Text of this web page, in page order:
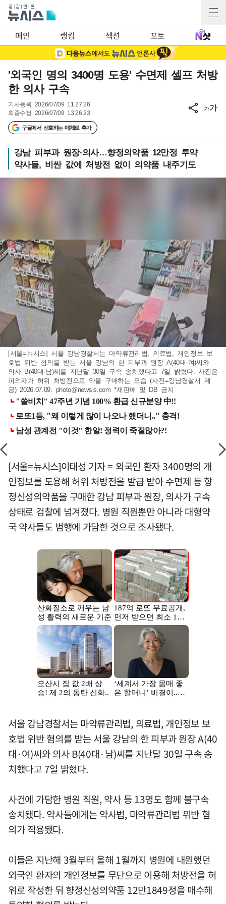
메인 랭킹 섹션 포토
'외국인 명의 3400명 도용' 수면제 셀프 처방
한 의사 구속
기사등록 2026/07/09 11:27:26
최종수정 2026/07/09 13:26:23
구글에서 선호하는 매체로 추가
가가
강남 피부과 원장·의사…향정의약품 12만정 투약
약사들, 비싼 값에 처방전 없이 의약품 내주기도
[서울=뉴시스] 서울 강남경찰서는 마약류관리법, 의료법, 개인정보 보
호법 위반 혐의를 받는 서울 강남의 한 피부과 원장 A(40대·여)씨와
의사 B(40대·남)씨를 지난달 30일 구속 송치했다고 7일 밝혔다. 사진은
피의자가 허위 처방전으로 약을 구매하는 모습 (사진=강남경찰서 제
공) 2026.07.09. photo@newsis.com *재판매 및 DB 금지
[서울=뉴시스]이태성 기자 = 외국인 환자 3400명의 개
인정보를 도용해 허위 처방전을 발급 받아 수면제 등 향
정신성의약품을 구매한 강남 피부과 원장, 의사가 구속
상태로 검찰에 넘겨졌다. 병원 직원뿐만 아니라 대형약
국 약사들도 범행에 가담한 것으로 조사됐다.
서울 강남경찰서는 마약류관리법, 의료법, 개인정보 보
호법 위반 혐의를 받는 서울 강남의 한 피부과 원장 A(40
대·여)씨와 의사 B(40대·남)씨를 지난달 30일 구속 송
치했다고 7일 밝혔다.
사건에 가담한 병원 직원, 약사 등 13명도 함께 불구속
송치됐다. 약사들에게는 약사법, 마약류관리법 위반 혐
의가 적용됐다.
이들은 지난해 3월부터 올해 1월까지 병원에 내원했던
외국인 환자의 개인정보를 무단으로 이용해 처방전을 허
위로 작성한 뒤 향정신성의약품 12만1849정을 매수해